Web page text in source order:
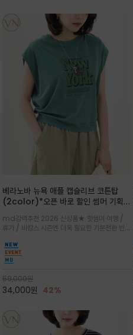
베라노바 뉴욕 애플 캡슬리브 코튼탑
(2color)*오픈 바로 할인 썸머 기획
★ 한정수량 제작 ★ 강연 코튼으로 빈
티지 프린트로 여름 하의와 모두 잘어울
리는 그래픽
md강력추천 2026 신상품★ 핫썸머 여행 /
휴가 / 바캉스 시즌엔 더욱 필요한 기분전환 빈티
부에 산뜻하게 닿는 프리미엄 /답답함 없는 라운
드 넥라인과 자연스럽게 어깨를 감싸는 캡슬리브
디자인이 팔 라인을 더욱 날씬
59,000원
34,000원 42%